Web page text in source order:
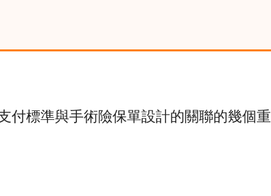
付標準與手術險保單設計的關聯的幾個重